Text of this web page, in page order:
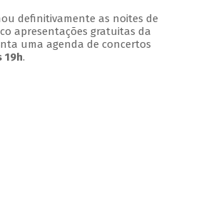
definitivamente as noites de
apresentações gratuitas da
uma agenda de concertos
19h.